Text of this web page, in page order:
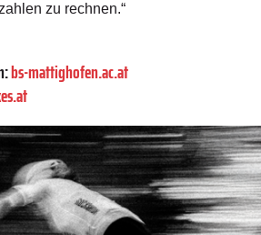
zu rechnen.“
bs-mattighofen.ac.at